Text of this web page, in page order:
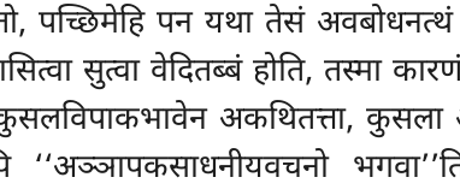
पच्छिमेहि पन यथा तेसं
सुत्वा वेदितब्बं होति, तस्मा
अकथितत्ता,
‘‘अञ्ञापकसाधनीयवचनो